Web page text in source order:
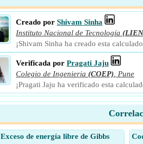
Creado por Shivam Sinha
Instituto Nacional de Tecnología
¡Shivam Sinha ha creado esta
Verificada por Pragati Jaju
Colegio de Ingenieria (COEP)
Pune
¡Pragati Jaju ha verificado esta
Exceso de energía libre de Gibbs